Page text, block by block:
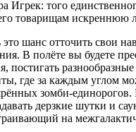
Игрек: того
товарищам искреннюю
шанс отточить свои
В полёте вы будете
постигать
где за каждым углом
зомби-
дерзкие шутки и
на